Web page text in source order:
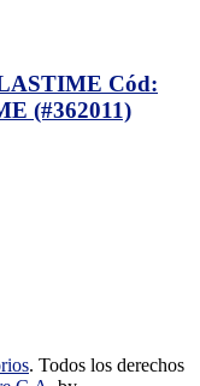
Cód:
(#362011)
. Todos los derechos